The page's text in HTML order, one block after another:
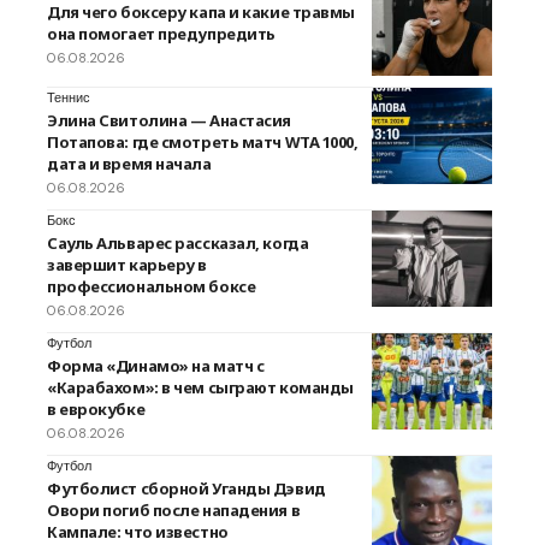
Для чего боксеру капа и какие травмы
она помогает предупредить
06.08.2026
Теннис
Элина Свитолина — Анастасия
Потапова: где смотреть матч WTA 1000,
дата и время начала
06.08.2026
Бокс
Сауль Альварес рассказал, когда
завершит карьеру в
профессиональном боксе
06.08.2026
Футбол
Форма «Динамо» на матч с
«Карабахом»: в чем сыграют команды
в еврокубке
06.08.2026
Футбол
Футболист сборной Уганды Дэвид
Овори погиб после нападения в
Кампале: что известно